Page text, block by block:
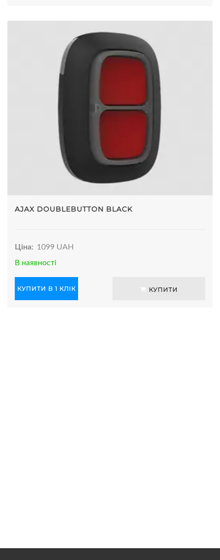
AJAX DOUBLEBUTTON BLACK
Ціна: 1099 UAH
В наявності
КУПИТИ В 1 КЛІК КУПИТИ